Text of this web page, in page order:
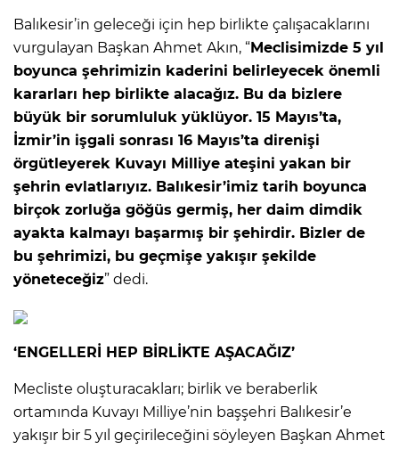
Balıkesir’in geleceği için hep birlikte çalışacaklarını
vurgulayan Başkan Ahmet Akın, “Meclisimizde 5 yıl
boyunca şehrimizin kaderini belirleyecek önemli
kararları hep birlikte alacağız. Bu da bizlere
büyük bir sorumluluk yüklüyor. 15 Mayıs’ta,
İzmir’in işgali sonrası 16 Mayıs’ta direnişi
örgütleyerek Kuvayı Milliye ateşini yakan bir
şehrin evlatlarıyız. Balıkesir’imiz tarih boyunca
birçok zorluğa göğüs germiş, her daim dimdik
ayakta kalmayı başarmış bir şehirdir. Bizler de
bu şehrimizi, bu geçmişe yakışır şekilde
yöneteceğiz” dedi.
‘ENGELLERİ HEP BİRLİKTE AŞACAĞIZ’
Mecliste oluşturacakları; birlik ve beraberlik
ortamında Kuvayı Milliye’nin başşehri Balıkesir’e
yakışır bir 5 yıl geçirileceğini söyleyen Başkan Ahmet